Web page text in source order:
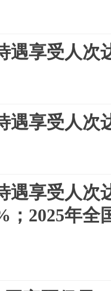
遇享受人次
遇享受人次
遇享受人次
；2025年全